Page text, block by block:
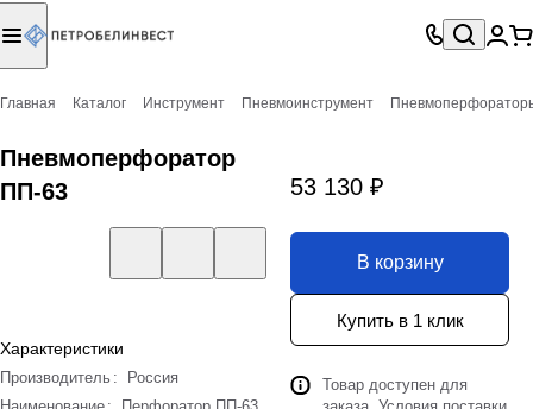
Главная Каталог Инструмент Пневмоинструмент
Пневмоперфоратор
ПП-63
Характеристики
Производитель :
Россия
53 130 ₽
В корзину
Купить в 1 клик
Товар доступен для